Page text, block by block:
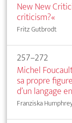
New New
criticism?«
Fritz Gutbrodt
257–272
Michel
sa propre
d’un langage
Franziska